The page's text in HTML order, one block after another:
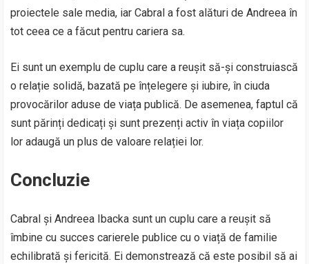
proiectele sale media, iar Cabral a fost alături de Andreea în
tot ceea ce a făcut pentru cariera sa.
Ei sunt un exemplu de cuplu care a reușit să-și construiască
o relație solidă, bazată pe înțelegere și iubire, în ciuda
provocărilor aduse de viața publică. De asemenea, faptul că
sunt părinți dedicați și sunt prezenți activ în viața copiilor
lor adaugă un plus de valoare relației lor.
Concluzie
Cabral și Andreea Ibacka sunt un cuplu care a reușit să
îmbine cu succes carierele publice cu o viață de familie
echilibrată și fericită. Ei demonstrează că este posibil să ai